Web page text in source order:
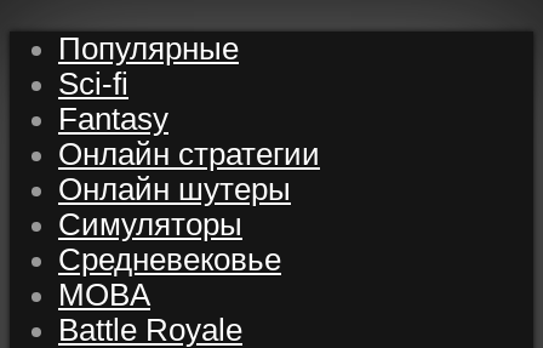
Популярные
Sci-fi
Fantasy
Онлайн стратегии
Онлайн шутеры
Симуляторы
Средневековье
MOBA
Battle Royale